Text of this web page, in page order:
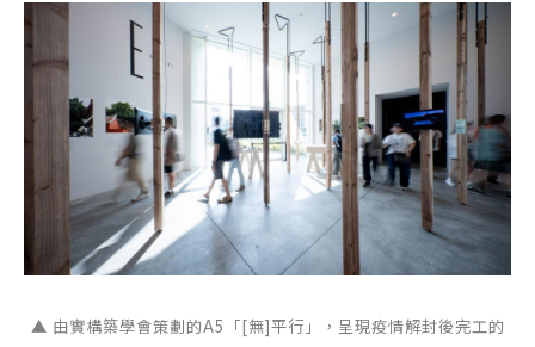
▲ 由實構築學會策劃的A5「[無]平行」，呈現疫情解封後完工的